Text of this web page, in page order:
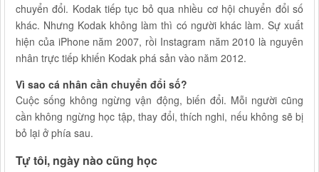
chuyển đổi. Kodak tiếp tục bỏ qua nhiều cơ hội chuyển đổi số
khác. Nhưng Kodak không làm thì có người khác làm. Sự xuất
hiện của iPhone năm 2007, rồi Instagram năm 2010 là nguyên
nhân trực tiếp khiến Kodak phá sản vào năm 2012.
Vì sao cá nhân cần chuyển đổi số?
Cuộc sống không ngừng vận động, biến đổi. Mỗi người cũng
cần không ngừng học tập, thay đổi, thích nghi, nếu không sẽ bị
bỏ lại ở phía sau.
Tự tôi, ngày nào cũng học